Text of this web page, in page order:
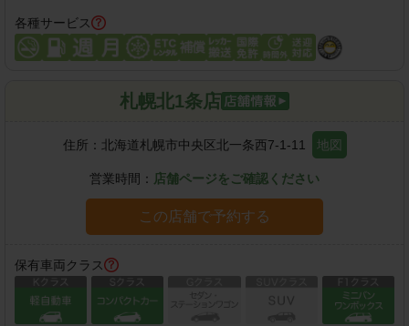
各種サービス
札幌北1条店
住所： 北海道札幌市中央区北一条西7-1-11 地図
営業時間： 店舗ページをご確認ください
この店舗で予約する
保有車両クラス